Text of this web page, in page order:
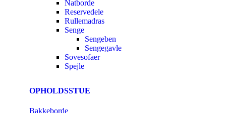
Natborde
Reservedele
Rullemadras
Senge
Sengeben
Sengegavle
Sovesofaer
Spejle
OPHOLDSSTUE
Bakkeborde